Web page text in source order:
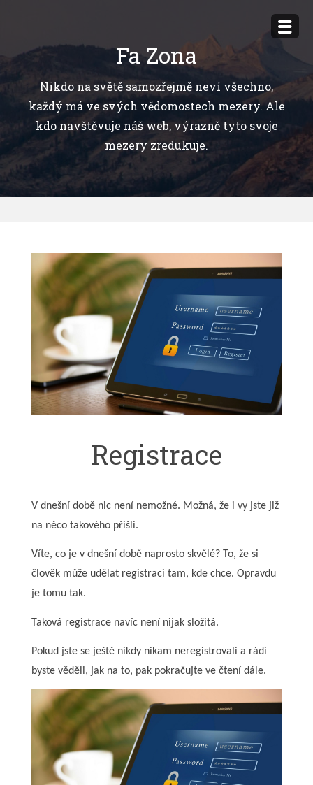
obsahu
Fa Zona
Nikdo na světě samozřejmě neví všechno,
každý má ve svých vědomostech mezery. Ale
kdo navštěvuje náš web, výrazně tyto svoje
mezery zredukuje.
Registrace
V dnešní době nic není nemožné. Možná, že i vy jste již
na něco takového přišli.
Víte, co je v dnešní době naprosto skvělé? To, že si
člověk může udělat registraci tam, kde chce. Opravdu
je tomu tak.
Taková registrace navíc není nijak složitá.
Pokud jste se ještě nikdy nikam neregistrovali a rádi
byste věděli, jak na to, pak pokračujte ve čtení dále.